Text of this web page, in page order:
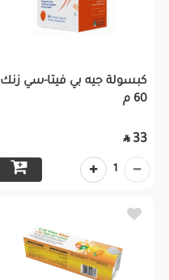
كبسولة جيه بي فيتا-سي زنك
60 م
33

1